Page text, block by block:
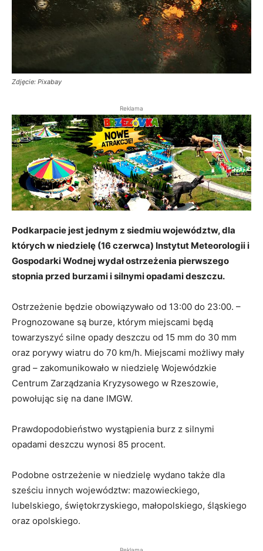
Zdjęcie: Pixabay
Reklama
Podkarpacie jest jednym z siedmiu województw, dla
których w niedzielę (16 czerwca) Instytut Meteorologii i
Gospodarki Wodnej wydał ostrzeżenia pierwszego
stopnia przed burzami i silnymi opadami deszczu.
Ostrzeżenie będzie obowiązywało od 13:00 do 23:00. –
Prognozowane są burze, którym miejscami będą
towarzyszyć silne opady deszczu od 15 mm do 30 mm
oraz porywy wiatru do 70 km/h. Miejscami możliwy mały
grad – zakomunikowało w niedzielę Wojewódzkie
Centrum Zarządzania Kryzysowego w Rzeszowie,
powołując się na dane IMGW.
Prawdopodobieństwo wystąpienia burz z silnymi
opadami deszczu wynosi 85 procent.
Podobne ostrzeżenie w niedzielę wydano także dla
sześciu innych województw: mazowieckiego,
lubelskiego, świętokrzyskiego, małopolskiego, śląskiego
oraz opolskiego.